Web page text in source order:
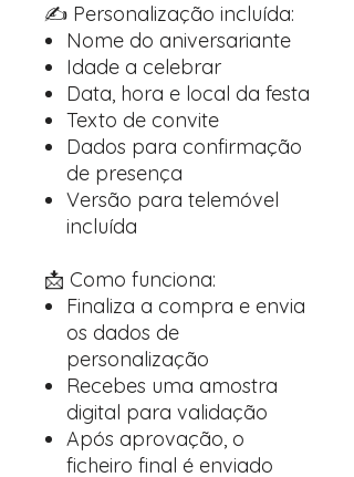
✍️ Personalização incluída:
Nome do aniversariante
Idade a celebrar
Data, hora e local da festa
Texto de convite
Dados para confirmação
de presença
Versão para telemóvel
incluída
📩 Como funciona:
Finaliza a compra e envia
os dados de
personalização
Recebes uma amostra
digital para validação
Após aprovação, o
ficheiro final é enviado